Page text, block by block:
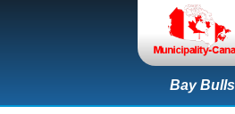
Bay Bulls